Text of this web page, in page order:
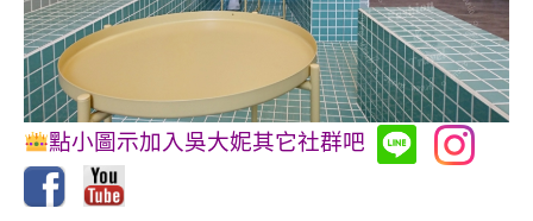
點小圖示加入吳大妮其它社群吧